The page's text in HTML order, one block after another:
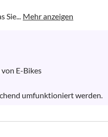
Sie... Mehr anzeigen
E-Bikes
umfunktioniert werden.